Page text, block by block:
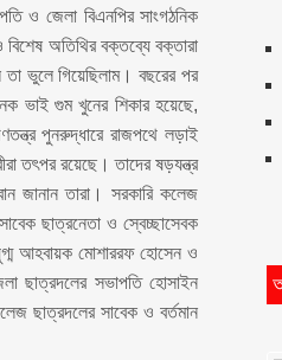
ও জেলা বিএনপির সাংগঠনিক
অতিথির বক্তব্যে বক্তারা
তা ভুলে গিয়েছিলাম। বছরের পর
ভাই গুম খুনের শিকার হয়েছে,
পুনরুদ্ধারে রাজপথে লড়াই
তৎপর রয়েছে। তাদের ষড়যন্ত্র
জানান তারা। সরকারি কলেজ
ছাত্রনেতা ও স্বেচ্ছাসেবক
আহবায়ক মোশাররফ হোসেন ও
ছাত্রদলের সভাপতি হোসাইন
ছাত্রদলের সাবেক ও বর্তমান